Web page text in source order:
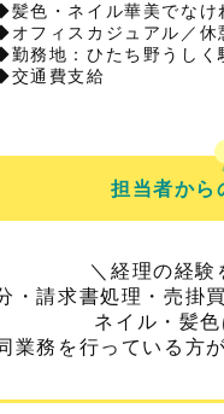
髪色・ネイル華美でなけ
オフィスカジュアル／休
勤務地：ひたち野うしく
交通費支給
担当者から
＼経理の経験
・請求書処理・売掛
ネイル・髪
業務を行っている方